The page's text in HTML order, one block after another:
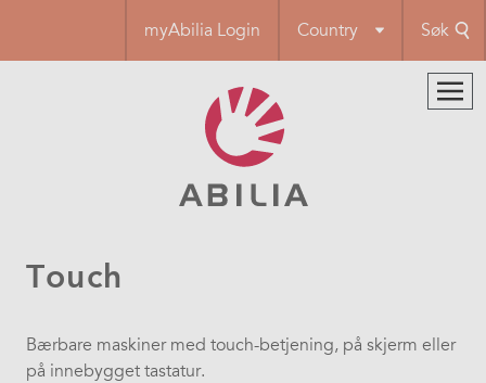
hovedinnhold
myAbilia Login Country Søk
Touch
Bærbare maskiner med touch-betjening, på skjerm eller
på innebygget tastatur.